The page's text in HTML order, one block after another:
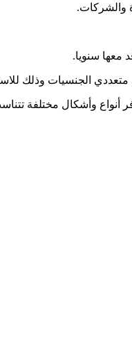
والشركات.
معها سنويا.
الجنسيات وذلك
أنواع وأشكال مختلفة